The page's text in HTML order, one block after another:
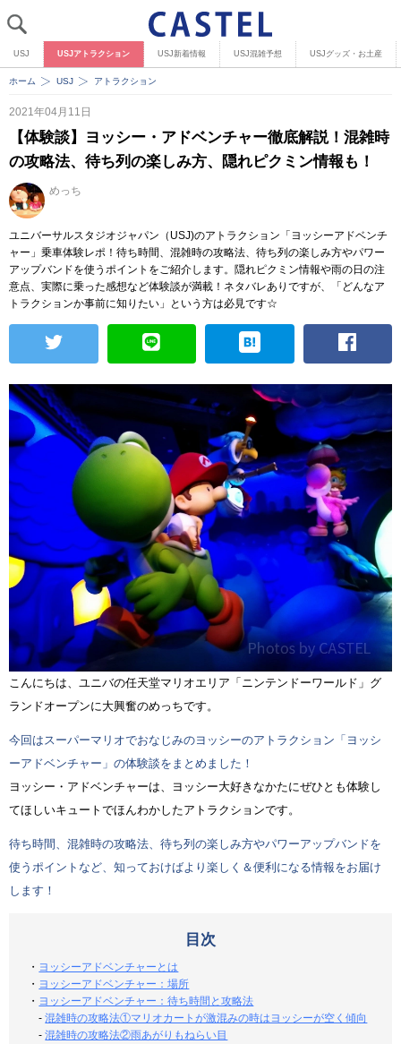
USJ USJアトラクション USJ新着情報 USJ混雑予想 USJグッズ・お土産
ホーム USJ アトラクション
2021年04月11日
【体験談】ヨッシー・アドベンチャー徹底解説！混雑時
の攻略法、待ち列の楽しみ方、隠れピクミン情報も！
めっち
ユニバーサルスタジオジャパン（USJ)のアトラクション「ヨッシーアドベンチ
ャー」乗車体験レポ！待ち時間、混雑時の攻略法、待ち列の楽しみ方やパワー
アップバンドを使うポイントをご紹介します。隠れピクミン情報や雨の日の注
意点、実際に乗った感想など体験談が満載！ネタバレありですが、「どんなア
トラクションか事前に知りたい」という方は必見です☆
こんにちは、ユニバの任天堂マリオエリア「ニンテンドーワールド」グ
ランドオープンに大興奮のめっちです。
今回はスーパーマリオでおなじみのヨッシーのアトラクション「ヨッシ
ーアドベンチャー」の体験談をまとめました！
ヨッシー・アドベンチャーは、ヨッシー大好きなかたにぜひとも体験し
てほしいキュートでほんわかしたアトラクションです。
待ち時間、混雑時の攻略法、待ち列の楽しみ方やパワーアップバンドを
使うポイントなど、知っておけばより楽しく＆便利になる情報をお届け
します！
目次
・ ヨッシーアドベンチャーとは
・ ヨッシーアドベンチャー：場所
・ ヨッシーアドベンチャー：待ち時間と攻略法
-混雑時の攻略法①マリオカートが激混みの時はヨッシーが空く傾向
-混雑時の攻略法②雨あがりもねらい目